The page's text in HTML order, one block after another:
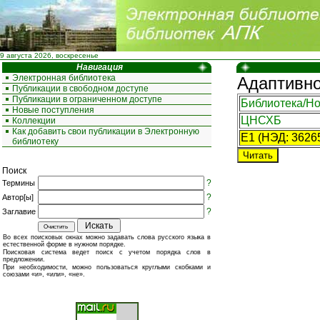
9 августа 2026, воскресенье
Навигация
Электронная библиотека
Публикации в свободном доступе
Публикации в ограниченном доступе
Новые поступления
Коллекции
Как добавить свои публикации в Электронную
библиотеку
Поиск
Термины ?
Автор[ы] ?
Заглавие ?
Во всех поисковых окнах можно задавать слова русского языка в
естественной форме в нужном порядке.
Поисковая система ведет поиск с учетом порядка слов в
предложении.
При необходимости, можно пользоваться круглыми скобками и
союзами «и», «или», «не».
Библиотека/
ЦНСХБ
E1 (НЭД: